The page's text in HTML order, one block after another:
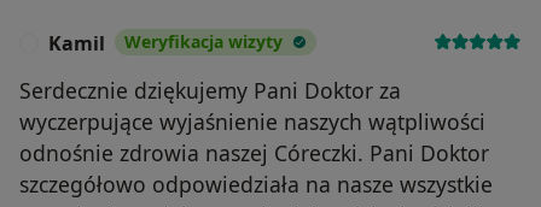
Kamil Weryfikacja wizyty
Serdecznie dziękujemy Pani Doktor za
wyczerpujące wyjaśnienie naszych wątpliwości
odnośnie zdrowia naszej Córeczki. Pani Doktor
szczegółowo odpowiedziała na nasze wszystkie